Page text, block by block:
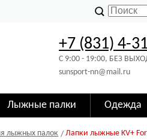
+7 (831) 4-
C 9:00 - 19:00, БЕЗ
sunsport-nn@mail.ru
Лыжные палки Одежда
лыжных палок Лапки лыжные KV+